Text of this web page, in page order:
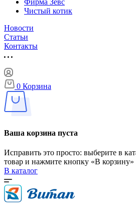
Чистый котик
Новости
Статьи
Контакты
0 Корзина
Ваша корзина пуста
Исправить это просто: выберите в
товар и нажмите кнопку «В корзину»
В каталог